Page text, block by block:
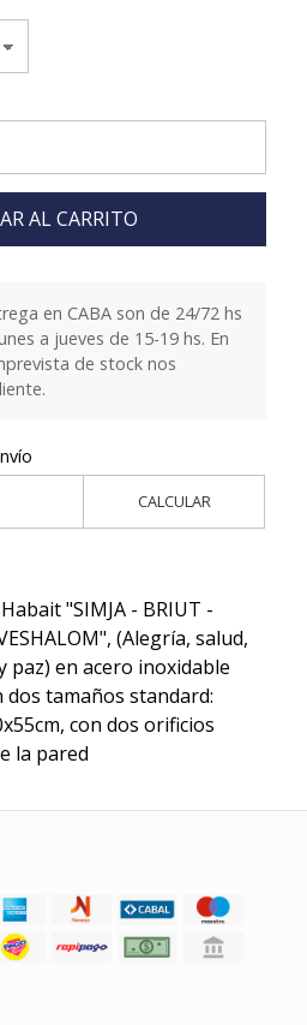
AL CARRITO
en CABA son de 24/72 hs
a jueves de 15-19 hs. En
de stock nos
CALCULAR
"SIMJA - BRIUT -
(Alegría, salud,
paz) en acero inoxidable
tamaños standard:
con dos orificios
la pared